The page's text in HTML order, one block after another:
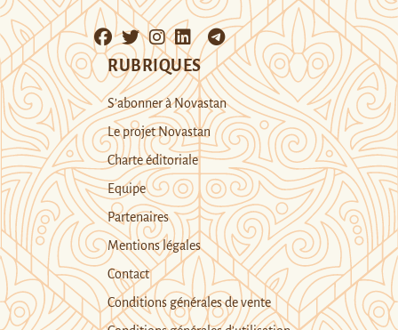
RUBRIQUES
S’abonner à Novastan
Le projet Novastan
Charte éditoriale
Equipe
Partenaires
Mentions légales
Contact
Conditions générales de vente